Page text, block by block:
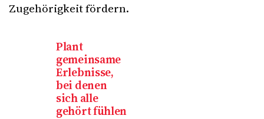
Zugehörigkeit fördern.
Plant
gemeinsame
Erlebnisse,
bei denen
sich alle
gehört fühlen